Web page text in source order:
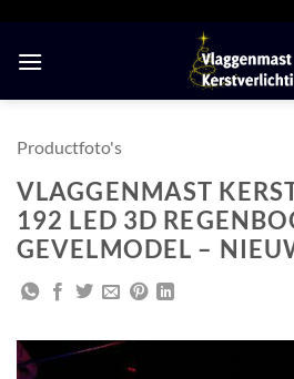
inhoud
Productfoto's
VLAGGENMAST
192 LED 3D
GEVELMODEL –